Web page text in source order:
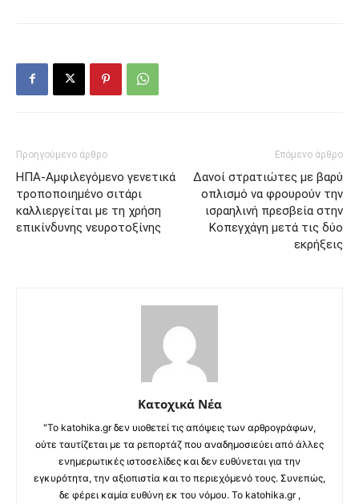
Προηγούμενο άρθρο
ΗΠΑ-Αμφιλεγόμενο γενετικά
τροποποιημένο σιτάρι
καλλιεργείται με τη χρήση
επικίνδυνης νευροτοξίνης
Επόμενο άρθρο
Δανοί στρατιώτες με βαρύ
οπλισμό να φρουρούν την
ισραηλινή πρεσβεία στην
Κοπεγχάγη μετά τις δύο
εκρήξεις
Κατοχικά Νέα
"Το katohika.gr δεν υιοθετεί τις απόψεις των αρθρογράφων,
ούτε ταυτίζεται με τα ρεπορτάζ που αναδημοσιεύει από άλλες
ενημερωτικές ιστοσελίδες και δεν ευθύνεται για την
εγκυρότητα, την αξιοπιστία και το περιεχόμενό τους. Συνεπώς,
δε φέρει καμία ευθύνη εκ του νόμου. Το katohika.gr ,